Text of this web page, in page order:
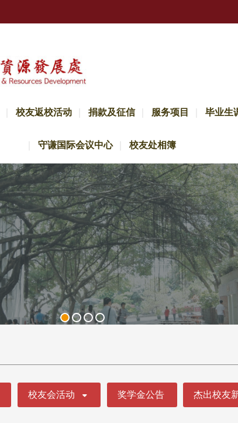
校友返校活动 捐款及征信 服务项目 毕业生
守谦国际会议中心 校友处相簿
校友会活动 奖学金公告 杰出校友